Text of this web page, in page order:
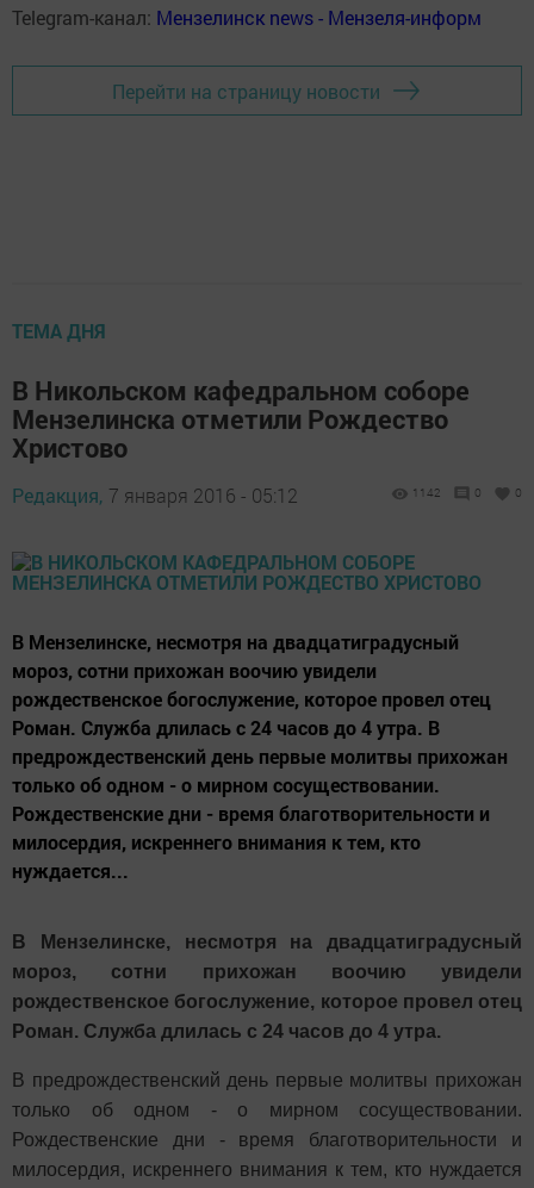
Telegram-канал: Мензелинск news - Мензеля-информ
Перейти на страницу новости
ТЕМА ДНЯ
В Никольском кафедральном соборе
Мензелинска отметили Рождество
Христово
Редакция, 7 января 2016 - 05:12 1142 0 0
В Мензелинске, несмотря на двадцатиградусный
мороз, сотни прихожан воочию увидели
рождественское богослужение, которое провел отец
Роман. Служба длилась с 24 часов до 4 утра. В
предрождественский день первые молитвы прихожан
только об одном - о мирном сосуществовании.
Рождественские дни - время благотворительности и
милосердия, искреннего внимания к тем, кто
нуждается...
В Мензелинске, несмотря на двадцатиградусный
мороз, сотни прихожан воочию увидели
рождественское богослужение, которое провел отец
Роман. Служба длилась с 24 часов до 4 утра.
В предрождественский день первые молитвы прихожан
только об одном - о мирном сосуществовании.
Рождественские дни - время благотворительности и
милосердия, искреннего внимания к тем, кто нуждается